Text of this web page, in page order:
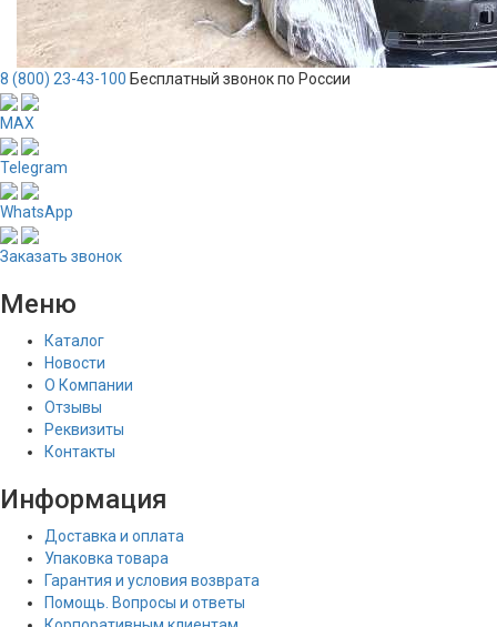
8 (800) 23-43-100 Бесплатный звонок по России
MAX
Telegram
WhatsApp
Заказать звонок
Меню
Каталог
Новости
О Компании
Отзывы
Реквизиты
Контакты
Информация
Доставка и оплата
Упаковка товара
Гарантия и условия возврата
Помощь. Вопросы и ответы